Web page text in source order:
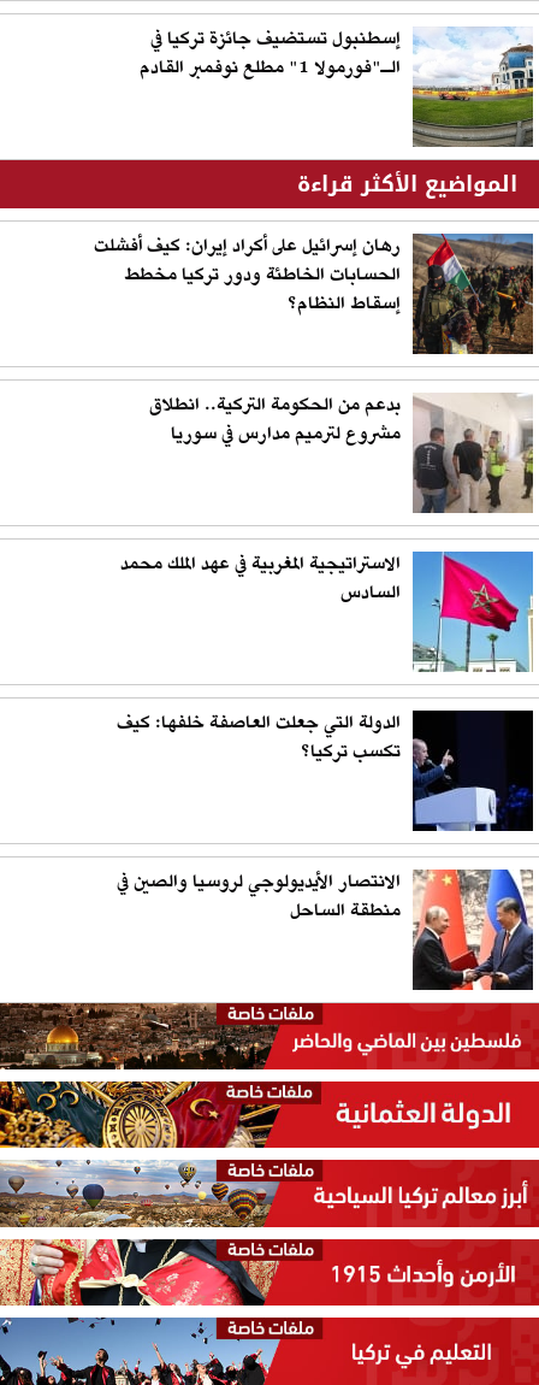
إسطنبول تستضيف جائزة تركيا في
الـ"فورمولا 1" مطلع نوفمبر القادم
المواضيع الأكثر قراءة
رهان إسرائيل على أكراد إيران: كيف أفشلت
الحسابات الخاطئة ودور تركيا مخطط
إسقاط النظام؟
بدعم من الحكومة التركية.. انطلاق
مشروع لترميم مدارس في سوريا
الاستراتيجية المغربية في عهد الملك محمد
السادس
الدولة التي جعلت العاصفة خلفها: كيف
تكسب تركيا؟
الانتصار الأيديولوجي لروسيا والصين في
منطقة الساحل